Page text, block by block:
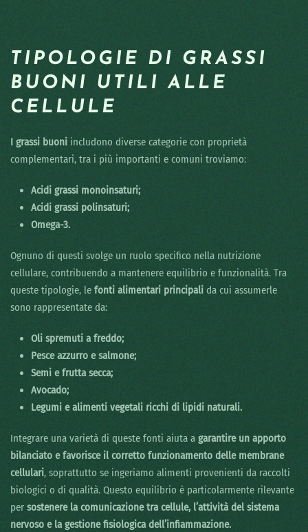
TIPOLOGIE DI GRASSI
BUONI UTILI ALLE
CELLULE
I grassi buoni includono diverse categorie con proprietà
complementari, tra i più importanti e comuni troviamo:
Acidi grassi monoinsaturi;
Acidi grassi polinsaturi;
Omega-3.
Ognuno di questi svolge un ruolo specifico nella nutrizione
cellulare, contribuendo a mantenere equilibrio e funzionalità. Tra
queste tipologie, le fonti alimentari principali da cui assumerle
sono rappresentate da:
Oli spremuti a freddo;
Pesce azzurro e salmone;
Semi e frutta secca;
Avocado;
Legumi e alimenti vegetali ricchi di lipidi naturali.
Integrare una varietà di queste fonti aiuta a garantire un apporto
bilanciato e favorisce il corretto funzionamento delle membrane
cellulari, soprattutto se ingeriamo alimenti provenienti da raccolti
biologici o di qualità. Questo equilibrio è particolarmente rilevante
per sostenere la comunicazione tra cellule, l’attività del sistema
nervoso e la gestione fisiologica dell’infiammazione.